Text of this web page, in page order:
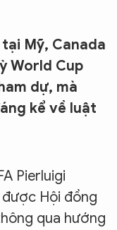
Mỹ, Canada
World Cup
dự, mà
kể về luật
Pierluigi
Hội đồng
qua hướng